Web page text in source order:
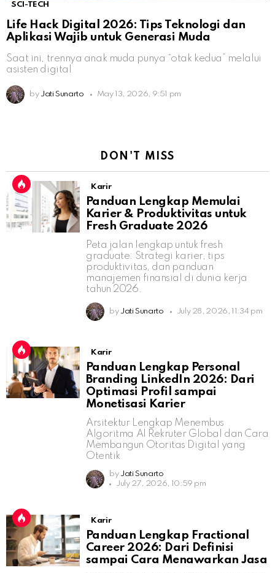
SCI-TECH
Life Hack Digital 2026: Tips Teknologi dan
Aplikasi Wajib untuk Generasi Muda
Saat ini, trennya anak muda punya “otak kedua” melalui
asisten digital
by Jati Sunarto May 13, 2026, 9:51 pm
DON'T MISS
Karir
Panduan Lengkap Memulai
Karier & Produktivitas untuk
Fresh Graduate 2026
Peta jalan lengkap untuk fresh
graduate: Strategi karier, tips
produktivitas, dan panduan
manajemen finansial di dunia kerja
tahun 2026.
by Jati Sunarto July 28, 2026, 11:34 pm
Karir
Panduan Lengkap Personal
Branding LinkedIn 2026: Dari
Optimasi Profil sampai
Monetisasi Karier
Arsitektur Lengkap Menembus
Algoritma AI Rekruter Global dan Cara
Membangun Otoritas Digital yang
Otentik
by Jati Sunarto
July 27, 2026, 10:59 pm
Karir
Panduan Lengkap Fractional
Career 2026: Dari Definisi
sampai Cara Menawarkan Jasa